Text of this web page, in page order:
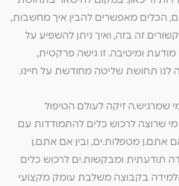
הכלים מאפשרים להבין איך מחשבות,
זה בזה, ואיך ניתן להשפיע על
ומיטיבה. זו גישה פרקטית,
תחושת שליטה מחודשת על חיינו.
שמרגיש.ה זיקה לעולם הטיפול
שרוצה לרכוש כלים להתמודדות עם
אם אתם.ן מטפלות.ים, ובין אם אתם.ן
תודעתית ומבקשות.ים לרכוש כלים
בקבוצה משלבת עומק מקצועי